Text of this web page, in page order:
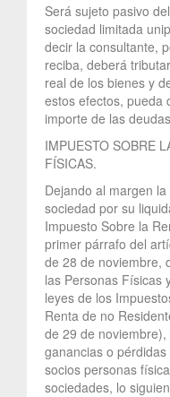
Será sujeto pasivo
sociedad limitada
decir la consultante,
reciba, deberá
real de los bienes y
estos efectos, pueda
importe de las
IMPUESTO SOBRE
FÍSICAS.
Dejando al margen
sociedad por su
Impuesto Sobre la
primer párrafo del
de 28 de noviembre,
las Personas Físicas
leyes de los
Renta de no
de 29 de
ganancias o
socios personas
sociedades, lo